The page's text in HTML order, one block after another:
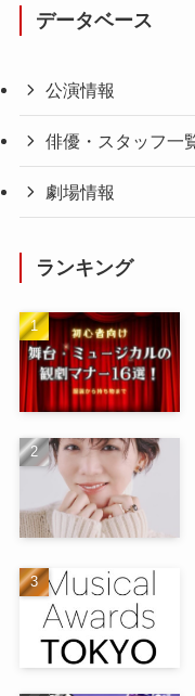
データベース
公演情報
俳優・スタッフ一
劇場情報
ランキング